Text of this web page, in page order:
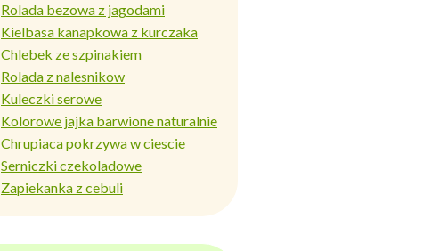
Rolada bezowa z jagodami
Kielbasa kanapkowa z kurczaka
Chlebek ze szpinakiem
Rolada z nalesnikow
Kuleczki serowe
Kolorowe jajka barwione naturalnie
Chrupiaca pokrzywa w ciescie
Serniczki czekoladowe
Zapiekanka z cebuli